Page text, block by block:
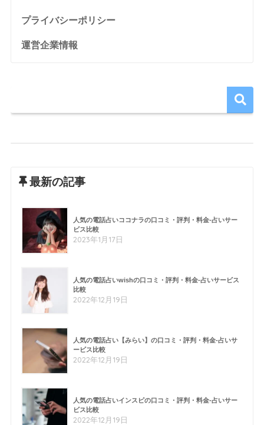
プライバシーポリシー
運営企業情報
最新の記事
人気の電話占いココナラの口コミ・評判・料金-占いサー
ビス比較
2023年1月17日
人気の電話占いwishの口コミ・評判・料金-占いサービス
比較
2022年12月19日
人気の電話占い【みらい】の口コミ・評判・料金-占いサ
ービス比較
2022年12月19日
人気の電話占いインスピの口コミ・評判・料金-占いサー
ビス比較
2022年12月19日